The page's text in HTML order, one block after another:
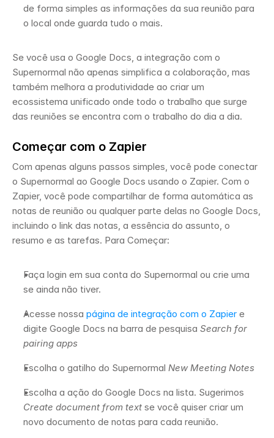
de forma simples as informações da sua reunião para
o local onde guarda tudo o mais.
Se você usa o Google Docs, a integração com o
Supernormal não apenas simplifica a colaboração, mas
também melhora a produtividade ao criar um
ecossistema unificado onde todo o trabalho que surge
das reuniões se encontra com o trabalho do dia a dia.
Começar com o Zapier
Com apenas alguns passos simples, você pode conectar
o Supernormal ao Google Docs usando o Zapier. Com o
Zapier, você pode compartilhar de forma automática as
notas de reunião ou qualquer parte delas no Google Docs,
incluindo o link das notas, a essência do assunto, o
resumo e as tarefas. Para Começar:
Faça login em sua conta do Supernormal ou crie uma
se ainda não tiver.
Acesse nossa página de integração com o Zapier e
digite Google Docs na barra de pesquisa Search for
pairing apps
Escolha o gatilho do Supernormal New Meeting Notes
Create document from text se você quiser criar um
novo documento de notas para cada reunião.